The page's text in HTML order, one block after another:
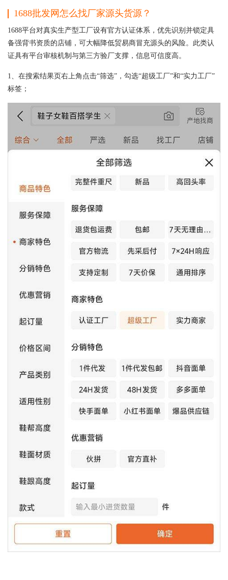
1688批发网怎么找厂家源头货源？
1688平台对真实生产型工厂设有官方认证体系，优先识别并锁定具
备强背书资质的店铺，可大幅降低贸易商冒充源头的风险。此类认
证具有平台审核机制与第三方验厂支撑，信息可信度高。
1、在搜索结果页右上角点击“筛选”，勾选“超级工厂”和“实力工厂”
标签；